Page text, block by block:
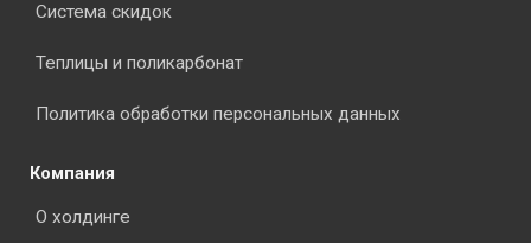
Система скидок
Теплицы и поликарбонат
Политика обработки персональных данных
Компания
О холдинге